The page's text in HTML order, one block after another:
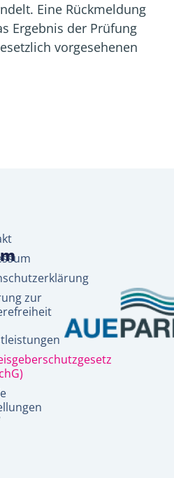
Eine Rückmeldung
Ergebnis der Prüfung
vorgesehenen
zur